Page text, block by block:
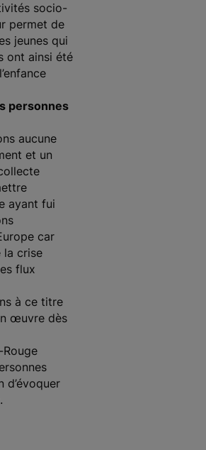
socio-
permet de
jeunes qui
ont ainsi été
personnes
aucune
et un
ayant fui
car
la crise
flux
à ce titre
œuvre dès
d’évoquer